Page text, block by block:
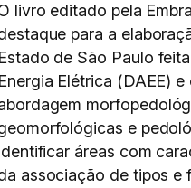
livro editado pela
para a
Estado de São Paulo
Energia Elétrica (DAEE)
e
áreas com
associação de tipos e